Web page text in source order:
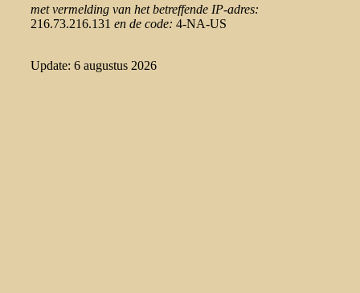
met vermelding van het betreffende IP-adres:
216.73.216.131 en de code: 4-NA-US
Update: 6 augustus 2026